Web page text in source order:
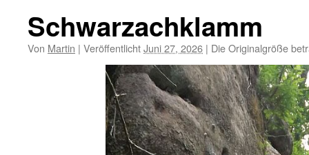
Schwarzachklamm
Von Martin | VeröffentlichtJuni 27, 2026 | Die Originalgröße